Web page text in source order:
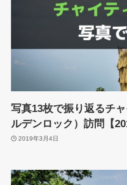
写真13枚で振り返るチ
ルデンロック）訪問【
2019年3月4日